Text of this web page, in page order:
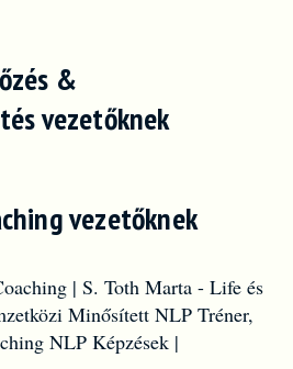
&
vezetőknek
vezetőknek